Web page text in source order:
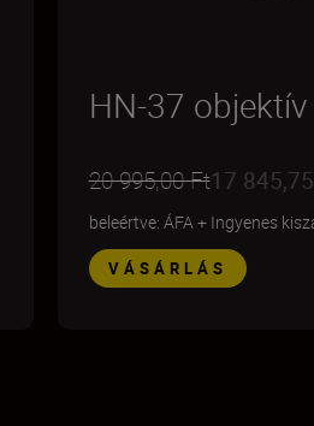
HN-37
20 995,00 Ft17
beleértve: ÁFA+ Ingyenes
VÁSÁRLÁS